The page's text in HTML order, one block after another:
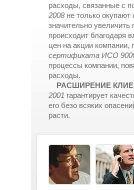
расходы, связанные с
2008не только окупают
значительно
происходит благодаря
цен на акции компании,
сертификата ИСО
процессы компании,
расходы.
РАСШИРЕНИЕ
2001 гарантирует
его безо всяких
расти.